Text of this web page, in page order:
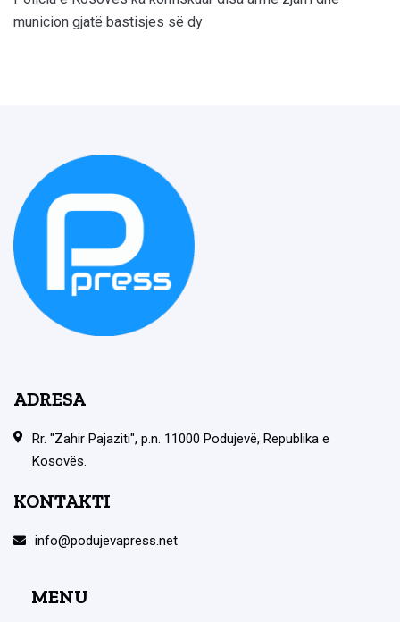
municion gjatë bastisjes së dy
ADRESA
Rr. "Zahir Pajaziti", p.n. 11000 Podujevë, Republika e
Kosovës.
KONTAKTI
info@podujevapress.net
MENU